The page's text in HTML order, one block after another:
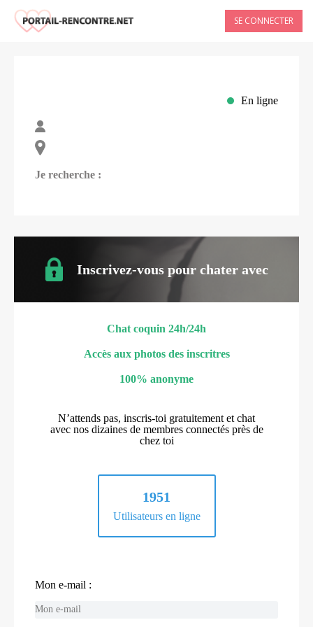
SE CONNECTER
En ligne
Je recherche :
Inscrivez-vous pour chater avec
Chat coquin 24h/24h
Accès aux photos des inscritres
100% anonyme
N’attends pas, inscris-toi gratuitement et chat
avec nos dizaines de membres connectés près de
chez toi
1951
Utilisateurs en ligne
Mon e-mail :